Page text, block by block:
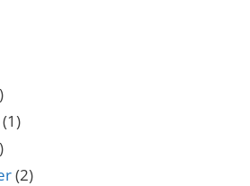
(1)
(2)